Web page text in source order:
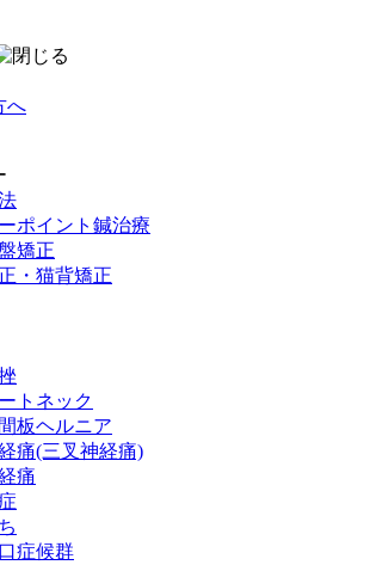
ポイント鍼治療
矯正
・猫背矯正
トネック
板ヘルニア
痛(三叉神経痛)
痛
症候群